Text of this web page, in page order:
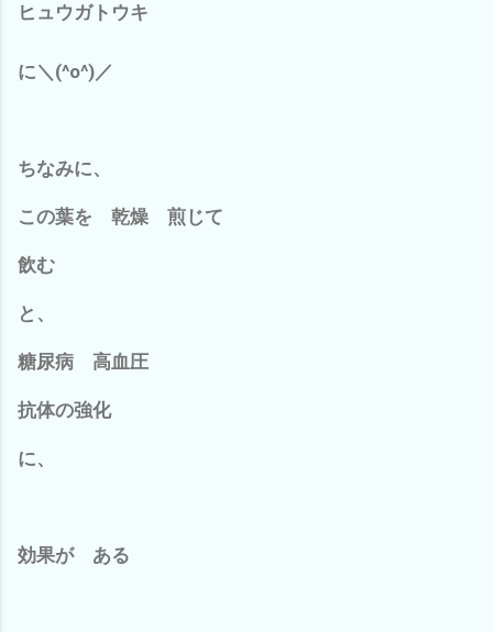
ヒュウガトウキ
に＼(^o^)／
ちなみに、
この葉を 乾燥 煎じて
飲む
と、
糖尿病 高血圧
抗体の強化
に、
効果が ある